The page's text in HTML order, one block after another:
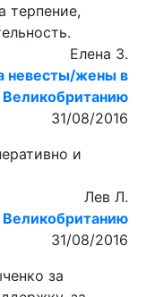
терпение,
Елена З.
невесты/жены в
Великобританию
31/08/2016
и
Лев Л.
Великобританию
31/08/2016
за